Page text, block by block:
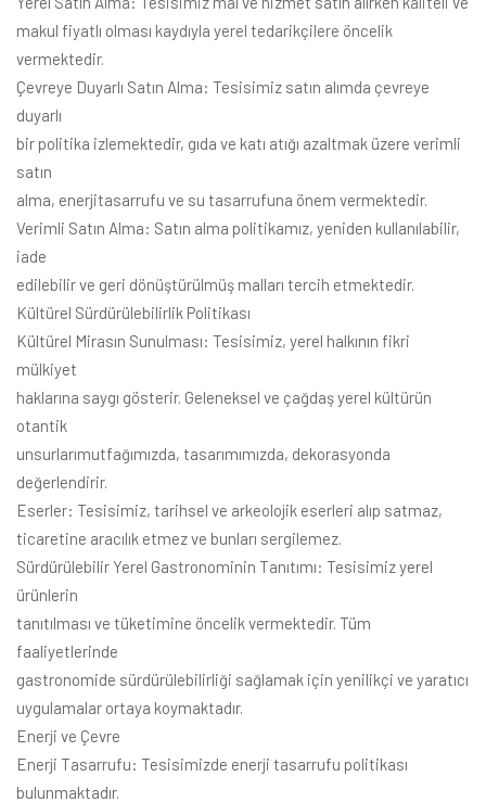
makul fiyatlı olması kaydıyla yerel tedarikçilere öncelik
vermektedir.
Çevreye Duyarlı Satın Alma: Tesisimiz satın alımda çevreye
duyarlı
bir politika izlemektedir, gıda ve katı atığı azaltmak üzere verimli
satın
alma, enerjitasarrufu ve su tasarrufuna önem vermektedir.
Verimli Satın Alma: Satın alma politikamız, yeniden kullanılabilir,
iade
edilebilir ve geri dönüştürülmüş malları tercih etmektedir.
Kültürel Sürdürülebilirlik Politikası
Kültürel Mirasın Sunulması: Tesisimiz, yerel halkının fikri
mülkiyet
haklarına saygı gösterir. Geleneksel ve çağdaş yerel kültürün
otantik
unsurlarımutfağımızda, tasarımımızda, dekorasyonda
değerlendirir.
Eserler: Tesisimiz, tarihsel ve arkeolojik eserleri alıp satmaz,
ticaretine aracılık etmez ve bunları sergilemez.
Sürdürülebilir Yerel Gastronominin Tanıtımı: Tesisimiz yerel
ürünlerin
tanıtılması ve tüketimine öncelik vermektedir. Tüm
faaliyetlerinde
gastronomide sürdürülebilirliği sağlamak için yenilikçi ve yaratıcı
uygulamalar ortaya koymaktadır.
Enerji ve Çevre
Enerji Tasarrufu: Tesisimizde enerji tasarrufu politikası
bulunmaktadır.